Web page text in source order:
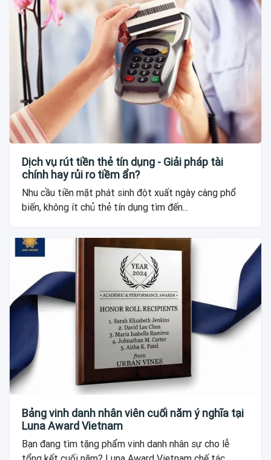
Dịch vụ rút tiền thẻ tín dụng - Giải pháp tài
chính hay rủi ro tiềm ẩn?
Nhu cầu tiền mặt phát sinh đột xuất ngày càng phổ
biến, không ít chủ thẻ tín dụng tìm đến...
Bảng vinh danh nhân viên cuối năm ý nghĩa tại
Luna Award Vietnam
Bạn đang tìm tặng phẩm vinh danh nhân sự cho lễ